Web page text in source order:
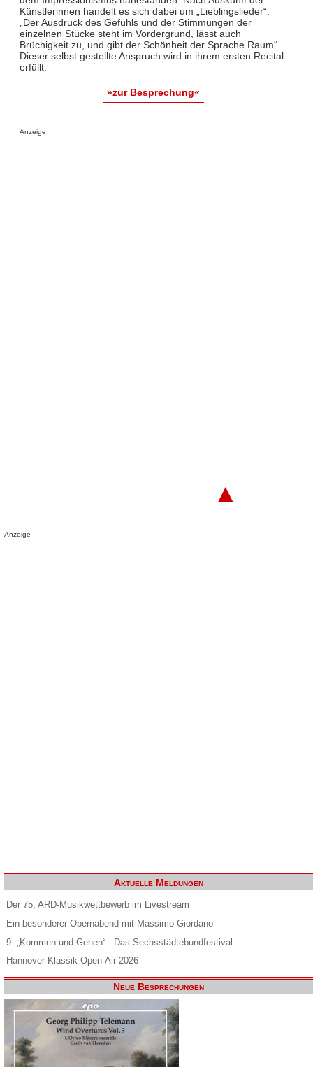
Künstlerinnen handelt es sich dabei um „Lieblingslieder“:
„Der Ausdruck des Gefühls und der Stimmungen der
einzelnen Stücke steht im Vordergrund, lässt auch
Brüchigkeit zu, und gibt der Schönheit der Sprache Raum“.
Dieser selbst gestellte Anspruch wird in ihrem ersten Recital
erfüllt.
»zur Besprechung«
Anzeige
▲
Anzeige
Aktuelle Meldungen
Der 75. ARD-Musikwettbewerb im Livestream
Ein besonderer Opernabend mit Massimo Giordano
9. „Kommen und Gehen“ - Das Sechsstädtebundfestival
Hannover Klassik Open-Air 2026
Neue Besprechungen